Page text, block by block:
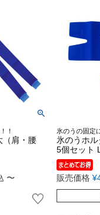
！
（肩・腰
〜
氷のうの固定
氷のうホル
5個セット
販売価格 ¥